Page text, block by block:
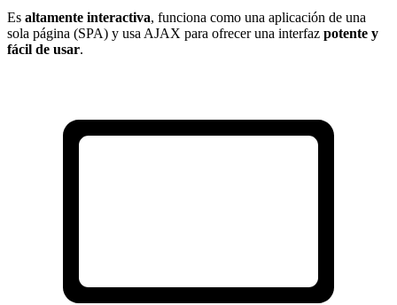
Es altamente interactiva, funciona como una aplicación de una
sola página (SPA) y usa AJAX para ofrecer una interfaz potente y
fácil de usar.